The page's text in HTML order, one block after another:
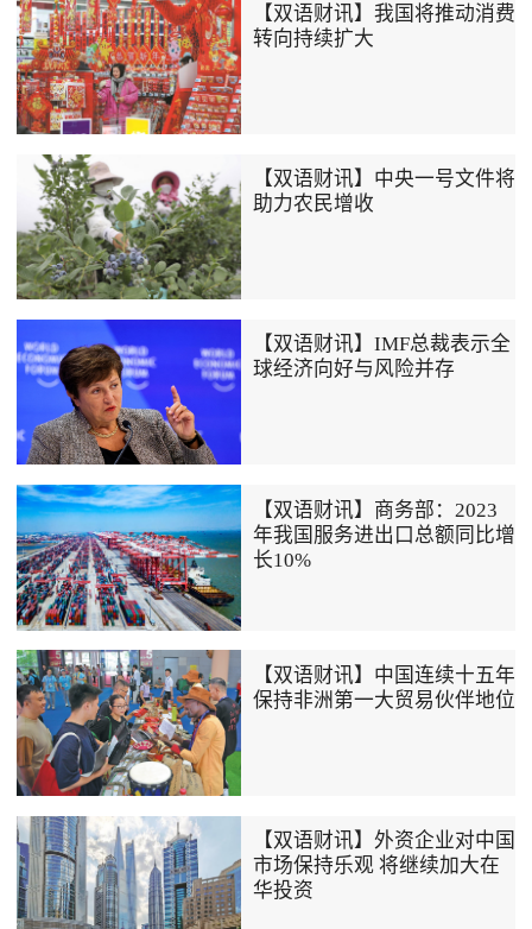
【双语财讯】我国将推动消费
转向持续扩大
【双语财讯】中央一号文件将
助力农民增收
【双语财讯】IMF总裁表示全
球经济向好与风险并存
【双语财讯】商务部：2023
年我国服务进出口总额同比增
长10%
【双语财讯】中国连续十五年
保持非洲第一大贸易伙伴地位
【双语财讯】外资企业对中国
市场保持乐观 将继续加大在
华投资